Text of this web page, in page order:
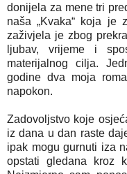
donijela za mene tri
naša „Kvaka“ koja je
zaživjela je zbog
ljubav, vrijeme i
materijalnog cilja.
godine dva moja
napokon.
Zadovoljstvo koje
iz dana u dan raste
ipak mogu gurnuti iza
opstati gledana kroz